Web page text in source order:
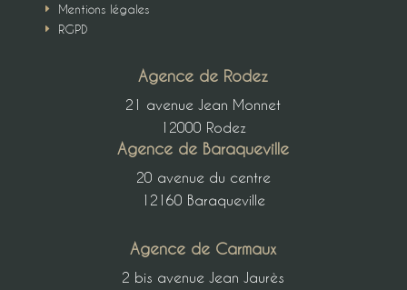
E Mentions légales
E RGPD
Agence de Rodez
21 avenue Jean Monnet
12000 Rodez
Agence de Baraqueville
20 avenue du centre
12160 Baraqueville
Agence de Carmaux
2 bis avenue Jean Jaurès